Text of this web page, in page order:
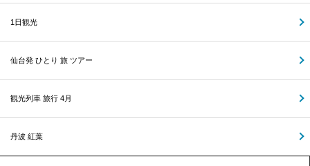
1日観光
仙台発 ひとり 旅 ツアー
観光列車 旅行 4月
丹波 紅葉